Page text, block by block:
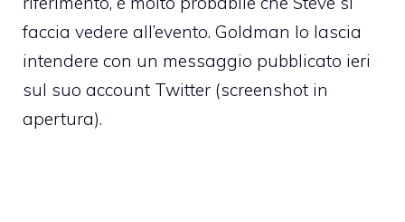
faccia vedere all’evento. Goldman lo lascia
intendere con un messaggio pubblicato ieri
sul suo account Twitter (screenshot in
apertura).